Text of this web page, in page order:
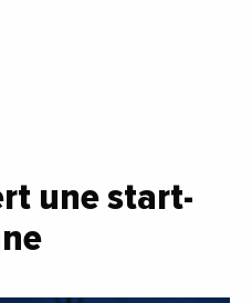
une start-